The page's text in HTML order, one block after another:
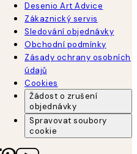
Desenio Art Advice
Zákaznický servis
Sledování objednávky
Obchodní podmínky
Zásady ochrany osobních
údajů
Cookies
Žádost o zrušení
objednávky
Spravovat soubory
cookie